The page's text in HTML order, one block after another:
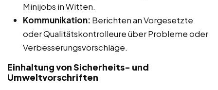
Minijobs in Witten.
Kommunikation: Berichten an Vorgesetzte
oder Qualitätskontrolleure über Probleme oder
Verbesserungsvorschläge.
Einhaltung von Sicherheits- und
Umweltvorschriften